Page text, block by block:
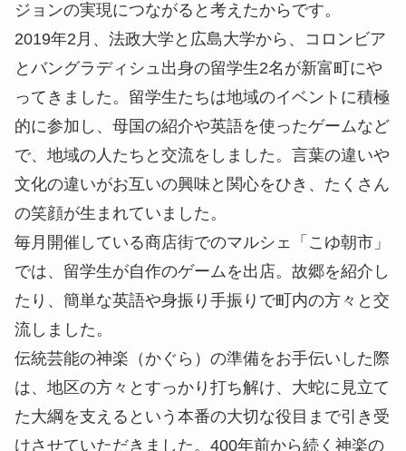
ジョンの実現につながると考えたからです。
2019年2月、法政大学と広島大学から、コロンビア
とバングラディシュ出身の留学生2名が新富町にや
ってきました。留学生たちは地域のイベントに積極
的に参加し、母国の紹介や英語を使ったゲームなど
で、地域の人たちと交流をしました。言葉の違いや
文化の違いがお互いの興味と関心をひき、たくさん
の笑顔が生まれていました。
毎月開催している商店街でのマルシェ「こゆ朝市」
では、留学生が自作のゲームを出店。故郷を紹介し
たり、簡単な英語や身振り手振りで町内の方々と交
流しました。
伝統芸能の神楽（かぐら）の準備をお手伝いした際
は、地区の方々とすっかり打ち解け、大蛇に見立て
た大綱を支えるという本番の大切な役目まで引き受
けさせていただきました。400年前から続く神楽の